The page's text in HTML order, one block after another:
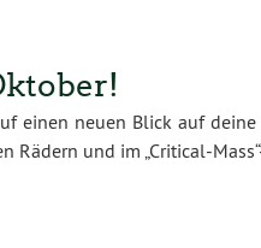
einen neuen Blick auf
Rädern und im „Critical-